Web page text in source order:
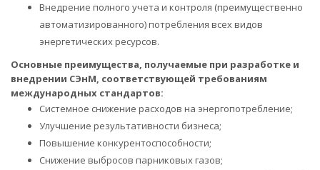
Внедрение полного учета и контроля (преимущественно
автоматизированного) потребления всех видов
энергетических ресурсов.
Основные преимущества, получаемые при разработке и
внедрении СЭнМ, соответствующей требованиям
международных стандартов:
Системное снижение расходов на энергопотребление;
Улучшение результативности бизнеса;
Повышение конкурентоспособности;
Снижение выбросов парниковых газов;